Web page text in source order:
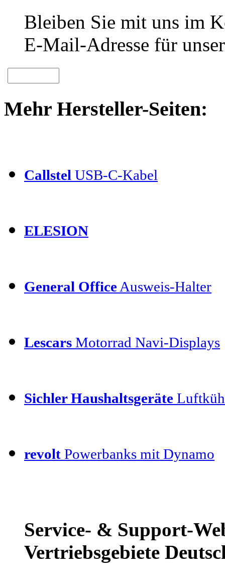
Bleiben Sie mit uns im
E-Mail-Adresse für
Mehr Hersteller-Seiten:
Callstel USB-C-Kabel
ELESION
General Office Ausweis-Halter
Lescars Motorrad Navi-Displays
Sichler Haushaltsgeräte
revolt Powerbanks mit Dynamo
Service- & Support-
Vertriebsgebiete